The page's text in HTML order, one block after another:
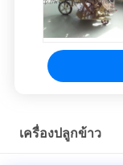
เครื่องปลูกข้าว